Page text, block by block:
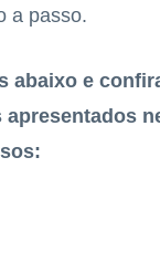
a passo.
abaixo e
apresentados